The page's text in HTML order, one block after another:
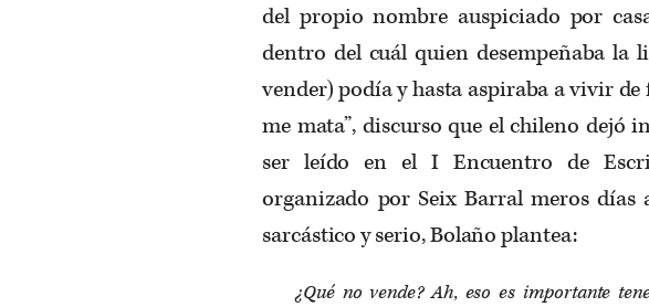
del propio nombre auspiciado por
dentro del cuál quien desempeñaba la
vender) podía y hasta aspiraba a vivir de
me mata”, discurso que el chileno dejó
ser leído en el I Encuentro de
organizado por Seix Barral meros días
sarcástico y serio, Bolaño plantea:
¿Qué no vende? Ah, eso es importante